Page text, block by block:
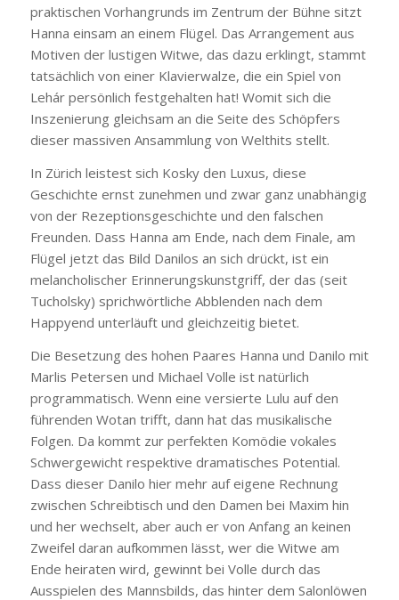
praktischen Vorhangrunds im Zentrum der Bühne sitzt
Hanna einsam an einem Flügel. Das Arrangement aus
Motiven der lustigen Witwe, das dazu erklingt, stammt
tatsächlich von einer Klavierwalze, die ein Spiel von
Lehár persönlich festgehalten hat! Womit sich die
Inszenierung gleichsam an die Seite des Schöpfers
dieser massiven Ansammlung von Welthits stellt.
In Zürich leistest sich Kosky den Luxus, diese
Geschichte ernst zunehmen und zwar ganz unabhängig
von der Rezeptionsgeschichte und den falschen
Freunden. Dass Hanna am Ende, nach dem Finale, am
Flügel jetzt das Bild Danilos an sich drückt, ist ein
melancholischer Erinnerungskunstgriff, der das (seit
Tucholsky) sprichwörtliche Abblenden nach dem
Happyend unterläuft und gleichzeitig bietet.
Die Besetzung des hohen Paares Hanna und Danilo mit
Marlis Petersen und Michael Volle ist natürlich
programmatisch. Wenn eine versierte Lulu auf den
führenden Wotan trifft, dann hat das musikalische
Folgen. Da kommt zur perfekten Komödie vokales
Schwergewicht respektive dramatisches Potential.
Dass dieser Danilo hier mehr auf eigene Rechnung
zwischen Schreibtisch und den Damen bei Maxim hin
und her wechselt, aber auch er von Anfang an keinen
Zweifel daran aufkommen lässt, wer die Witwe am
Ende heiraten wird, gewinnt bei Volle durch das
Ausspielen des Mannsbilds, das hinter dem Salonlöwen